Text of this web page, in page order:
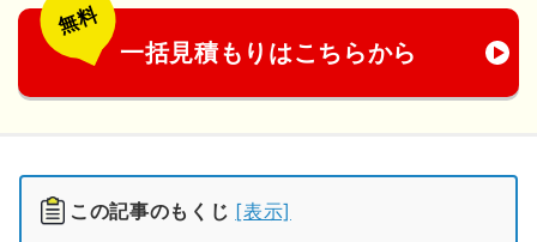
無料
一括見積もりはこちらから
この記事のもくじ [表示]